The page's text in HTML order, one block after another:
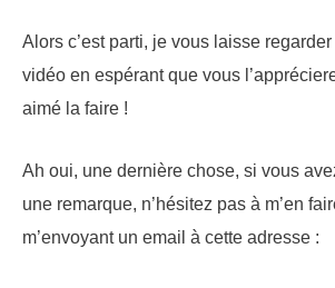
Alors c’est parti, je vous laisse
vidéo en espérant que vous
aimé la faire !
Ah oui, une dernière chose, si vous
une remarque, n’hésitez pas à m’en
m’envoyant un email à cette adresse :